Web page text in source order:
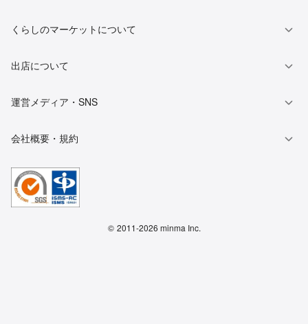
くらしのマーケットについて
出店について
運営メディア・SNS
会社概要・規約
© 2011-2026 minma Inc.